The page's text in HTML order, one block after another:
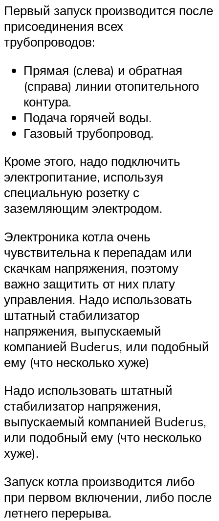
Первый запуск производится после
присоединения всех
трубопроводов:
Прямая (слева) и обратная
(справа) линии отопительного
контура.
Подача горячей воды.
Газовый трубопровод.
Кроме этого, надо подключить
электропитание, используя
специальную розетку с
заземляющим электродом.
Электроника котла очень
чувствительна к перепадам или
скачкам напряжения, поэтому
важно защитить от них плату
управления. Надо использовать
штатный стабилизатор
напряжения, выпускаемый
компанией Buderus, или подобный
ему (что несколько хуже)
Надо использовать штатный
стабилизатор напряжения,
выпускаемый компанией Buderus,
или подобный ему (что несколько
хуже).
Запуск котла производится либо
при первом включении, либо после
летнего перерыва.